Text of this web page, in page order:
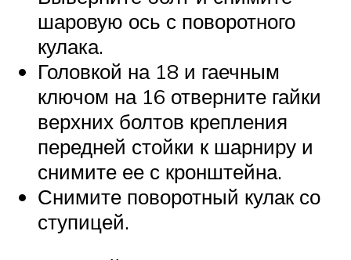
шаровую ось с поворотного
кулака.
Головкой на 18 и гаечным
ключом на 16 отверните гайки
верхних болтов крепления
передней стойки к шарниру и
снимите ее с кронштейна.
Снимите поворотный кулак со
ступицей.